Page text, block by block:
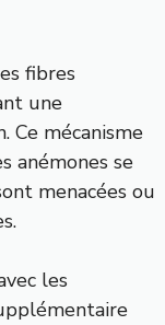
fibres
une
Ce mécanisme
anémones se
menacées ou
les